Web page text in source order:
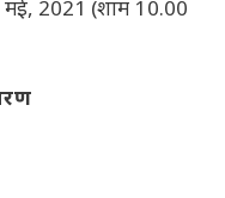
2021 (शाम 10.00